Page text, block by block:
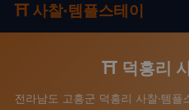
⛩️ 사찰·템플스테이
⛩️ 덕흥리
전라남도 고흥군 덕흥리 사찰·템